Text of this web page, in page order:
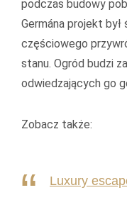
podczas budowy
Germána projekt
częściowego
stanu. Ogród budzi
odwiedzających go
Zobacz także:
Luxury